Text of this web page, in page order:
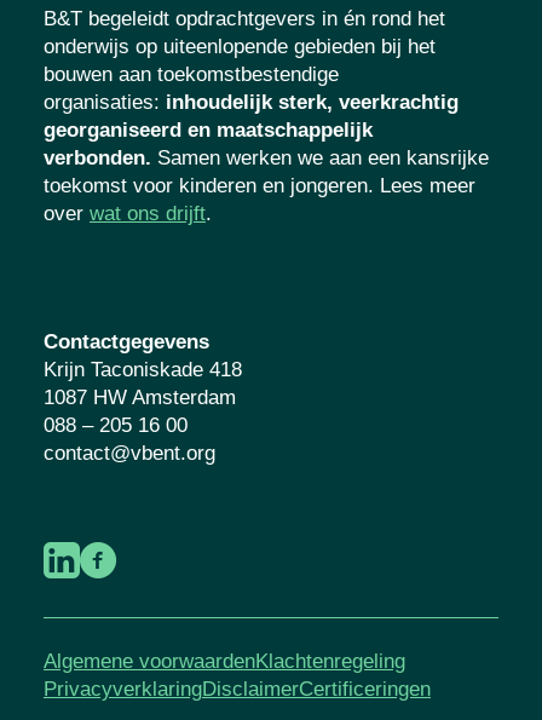
B&T begeleidt opdrachtgevers in én rond het
onderwijs op uiteenlopende gebieden bij het
bouwen aan toekomstbestendige
organisaties: inhoudelijk sterk, veerkrachtig
georganiseerd en maatschappelijk
verbonden. Samen werken we aan een kansrijke
toekomst voor kinderen en jongeren. Lees meer
over wat ons drijft.
Contactgegevens
Krijn Taconiskade 418
1087 HW Amsterdam
088 – 205 16 00
contact@vbent.org
Algemene voorwaardenKlachtenregeling
PrivacyverklaringDisclaimerCertificeringen